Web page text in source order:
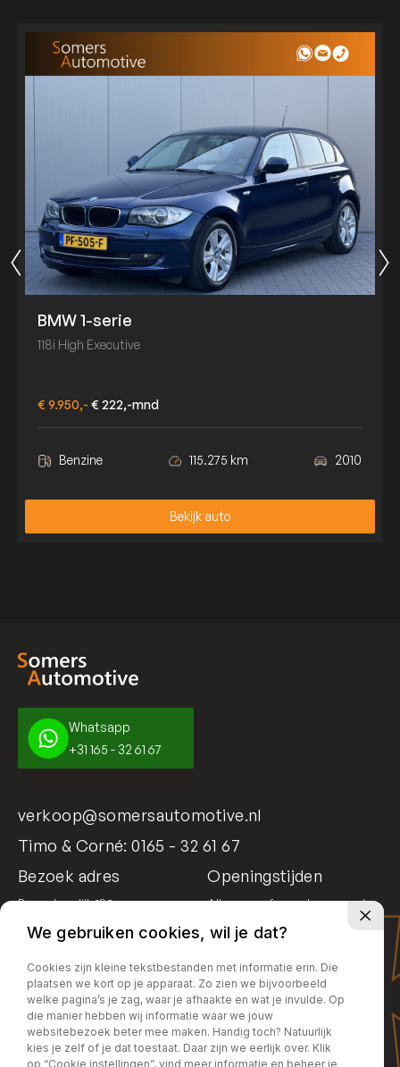
BMW 1-serie
118i High Executive
€ 9.950,- € 222,-mnd
Benzine 115.275 km 2010
Bekijk auto
Bekijk auto
Whatsapp
+31 165 - 32 61 67
verkoop@somersautomotive.nl
Timo & Corné:0165 - 32 61 67
Bezoek adres
Bosschendijk 195
Openingstijden
Alleen op afspraak geopend
We gebruiken cookies, wil je dat?
Cookies zijn kleine tekstbestanden met informatie erin. Die
plaatsen we kort op je apparaat. Zo zien we bijvoorbeeld
welke pagina’s je zag, waar je afhaakte en wat je invulde. Op
die manier hebben wij informatie waar we jouw
websitebezoek beter mee maken. Handig toch? Natuurlijk
kies je zelf of je dat toestaat. Daar zijn we eerlijk over. Klik
op “Cookie instellingen”, vind meer informatie en beheer je